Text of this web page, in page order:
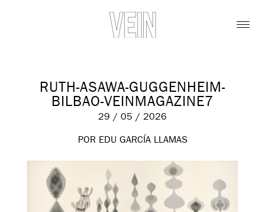
RUTH-ASAWA-GUGGENHEIM-
BILBAO-VEINMAGAZINE7
29 / 05 / 2026
POR EDU GARCÍA LLAMAS